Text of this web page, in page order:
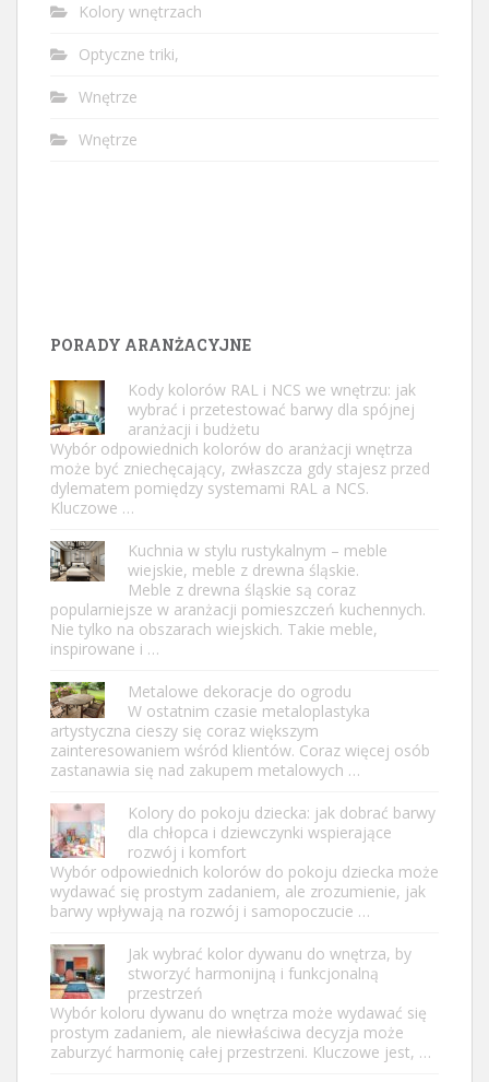
Kolory wnętrzach
Optyczne triki,
Wnętrze
Wnętrze
PORADY ARANŻACYJNE
Kody kolorów RAL i NCS we wnętrzu: jak
wybrać i przetestować barwy dla spójnej
aranżacji i budżetu
Wybór odpowiednich kolorów do aranżacji wnętrza
może być zniechęcający, zwłaszcza gdy stajesz przed
dylematem pomiędzy systemami RAL a NCS.
Kluczowe …
Kuchnia w stylu rustykalnym – meble
wiejskie, meble z drewna śląskie.
Meble z drewna śląskie są coraz
popularniejsze w aranżacji pomieszczeń kuchennych.
Nie tylko na obszarach wiejskich. Takie meble,
inspirowane i …
Metalowe dekoracje do ogrodu
W ostatnim czasie metaloplastyka
artystyczna cieszy się coraz większym
zainteresowaniem wśród klientów. Coraz więcej osób
zastanawia się nad zakupem metalowych …
Kolory do pokoju dziecka: jak dobrać barwy
dla chłopca i dziewczynki wspierające
rozwój i komfort
Wybór odpowiednich kolorów do pokoju dziecka może
wydawać się prostym zadaniem, ale zrozumienie, jak
barwy wpływają na rozwój i samopoczucie …
Jak wybrać kolor dywanu do wnętrza, by
stworzyć harmonijną i funkcjonalną
przestrzeń
Wybór koloru dywanu do wnętrza może wydawać się
prostym zadaniem, ale niewłaściwa decyzja może
zaburzyć harmonię całej przestrzeni. Kluczowe jest, …